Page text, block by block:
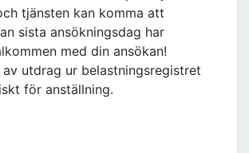
tjänsten kan komma att
sista ansökningsdag har
med din ansökan!
av utdrag ur belastningsregistret
för anställning.